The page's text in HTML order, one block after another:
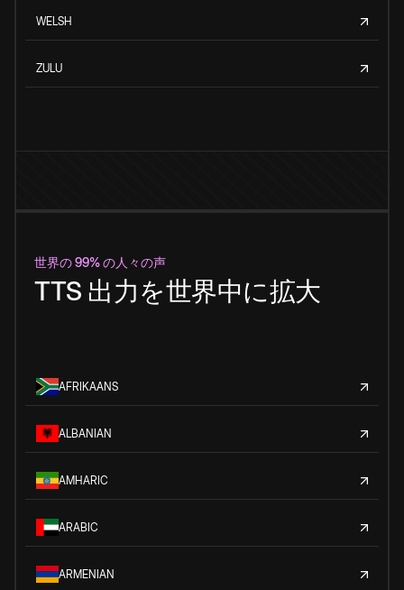
WELSH
ZULU
世界の 99% の人々の声
TTS 出力を世界中に拡大
AFRIKAANS
ALBANIAN
AMHARIC
ARABIC
ARMENIAN